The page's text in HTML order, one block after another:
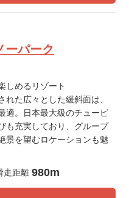
ーパーク
しめるリゾート
れた広々とした緩斜面は、
適。日本最大級のチュービ
も充実しており、グループ
景を望むロケーションも魅
走距離 980m